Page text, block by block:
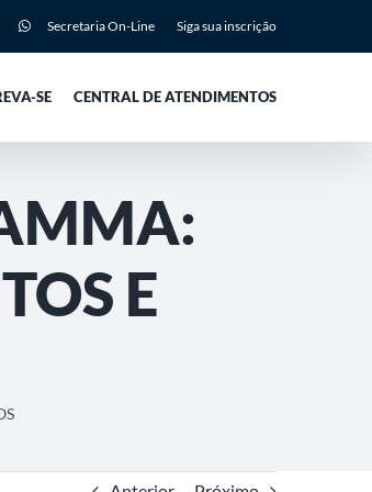
Secretaria On-Line Siga sua inscrição
SE CENTRAL DE ATENDIMENTOS
E